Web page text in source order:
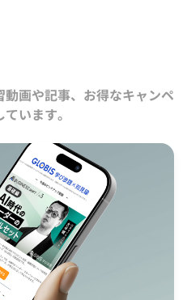
画や記事、お得なキャンペ
います。